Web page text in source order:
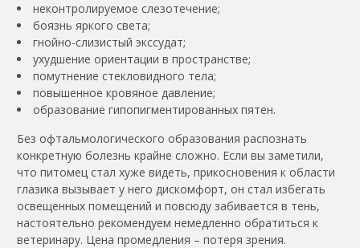
неконтролируемое слезотечение;
боязнь яркого света;
гнойно-слизистый экссудат;
ухудшение ориентации в пространстве;
помутнение стекловидного тела;
повышенное кровяное давление;
образование гипопигментированных пятен.
Без офтальмологического образования распознать
конкретную болезнь крайне сложно. Если вы заметили,
что питомец стал хуже видеть, прикосновения к области
глазика вызывает у него дискомфорт, он стал избегать
освещенных помещений и повсюду забивается в тень,
настоятельно рекомендуем немедленно обратиться к
ветеринару. Цена промедления – потеря зрения.